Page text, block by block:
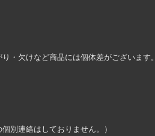
・欠けなど商品には個体差がございます。
個別連絡はしておりません。）